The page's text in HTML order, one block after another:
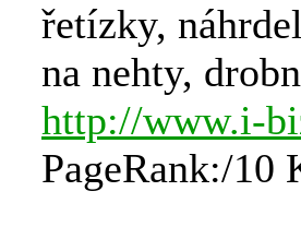
řetízky,
na nehty,
http://www.i-
PageRank:/